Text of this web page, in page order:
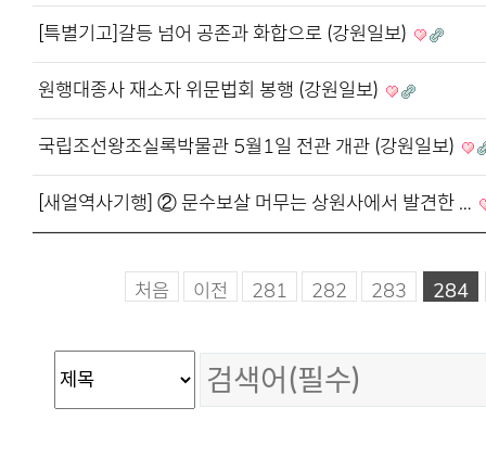
[특별기고]갈등 넘어 공존과 화합으로 (강원일보)
원행대종사 재소자 위문법회 봉행 (강원일보)
국립조선왕조실록박물관 5월1일 전관 개관 (강원일보)
[새얼역사기행] ② 문수보살 머무는 상원사에서 발견한 …
처음 이전 281 282 283 284